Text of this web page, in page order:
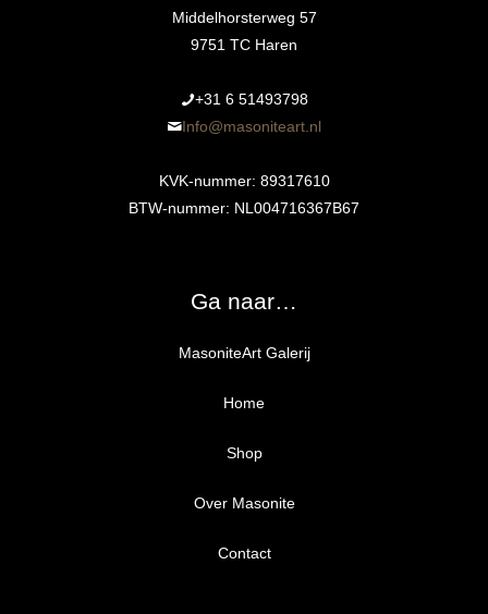
Middelhorsterweg 57
9751 TC Haren
+31 6 51493798‬
Info@masoniteart.nl
KVK-nummer: 89317610
BTW-nummer: NL004716367B67
Ga naar…
MasoniteArt Galerij
Home
Shop
Alle producten
Proefpakket
Over Masonite
Contact